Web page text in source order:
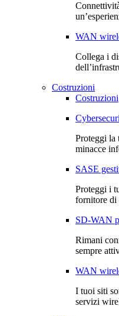
WAN
Collega i
Costruzioni
Costruzioni
Proteggi la
minacce
SASE
Proteggi i
fornitore di
SD-WAN
Rimani
sempre
WAN
I tuoi siti
servizi